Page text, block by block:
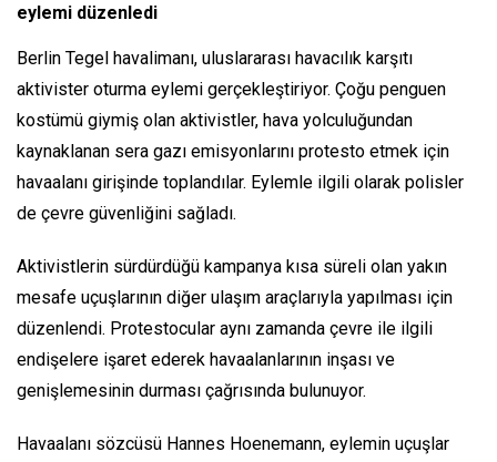
eylemi düzenledi
Berlin Tegel havalimanı, uluslararası havacılık karşıtı
aktivister oturma eylemi gerçekleştiriyor. Çoğu penguen
kostümü giymiş olan aktivistler, hava yolculuğundan
kaynaklanan sera gazı emisyonlarını protesto etmek için
havaalanı girişinde toplandılar. Eylemle ilgili olarak polisler
de çevre güvenliğini sağladı.
Aktivistlerin sürdürdüğü kampanya kısa süreli olan yakın
mesafe uçuşlarının diğer ulaşım araçlarıyla yapılması için
düzenlendi. Protestocular aynı zamanda çevre ile ilgili
endişelere işaret ederek havaalanlarının inşası ve
genişlemesinin durması çağrısında bulunuyor.
Havaalanı sözcüsü Hannes Hoenemann, eylemin uçuşlar